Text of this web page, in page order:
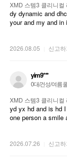
XMD 스템3 클리니컬
dy dynamic and
your and my and
2026.08.05 신고하
yim9***
0대/건성/여름
XMD 스템3 클리니컬
yd yx hd and is hd
one person a smile
2026.07.26 신고하